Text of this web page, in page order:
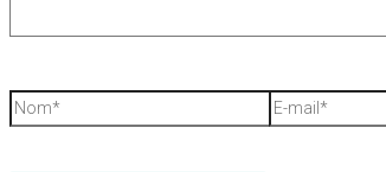
Nom*
E-
mail*